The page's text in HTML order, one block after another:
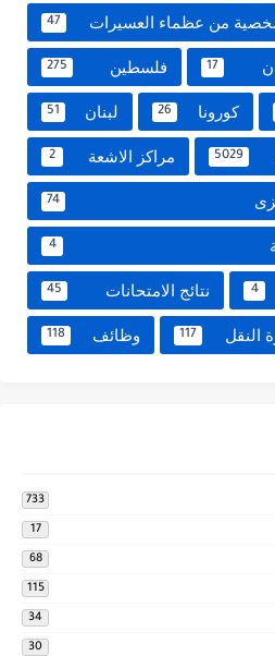
من عظماء العسيرات 47
17 فلسطين 275
كورونا 26 لبنان 51
5029 مراكز الاشعة 2
74
4
4 نتائج الامتحانات 45
النقل 117 وظائف 118
733
17
68
115
34
30